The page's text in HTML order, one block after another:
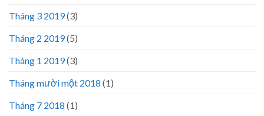
Tháng 3 2019(3)
Tháng 2 2019(5)
Tháng 1 2019(3)
Tháng mười một 2018 (1)
Tháng 7 2018 (1)